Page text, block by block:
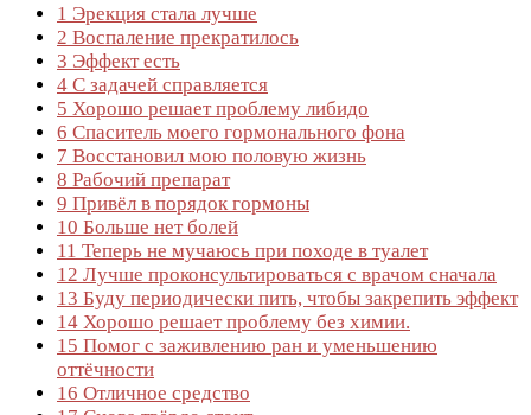
1 Эрекция стала лучше
2 Воспаление прекратилось
3 Эффект есть
4 С задачей справляется
5 Хорошо решает проблему либидо
6 Спаситель моего гормонального фона
7 Восстановил мою половую жизнь
8 Рабочий препарат
9 Привёл в порядок гормоны
10 Больше нет болей
11 Теперь не мучаюсь при походе в туалет
12 Лучше проконсультироваться с врачом сначала
13 Буду периодически пить, чтобы закрепить эффект
14 Хорошо решает проблему без химии.
15 Помог с заживлению ран и уменьшению
оттёчности
16 Отличное средство